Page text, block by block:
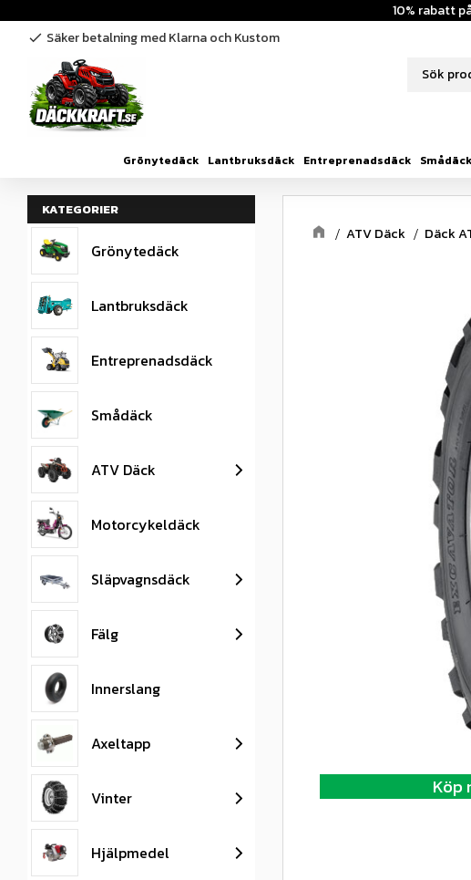
10% rabatt
check Säker betalning med Klarna och Kustom
Grönytedäck Lantbruksdäck Entreprenadsdäck Smådäck
ATV Däck Däck
Köp
KATEGORIER
Grönytedäck
Lantbruksdäck
Entreprenadsdäck
Smådäck
ATV Däck
Motorcykeldäck
Släpvagnsdäck
Fälg
Innerslang
Axeltapp
Vinter
Hjälpmedel